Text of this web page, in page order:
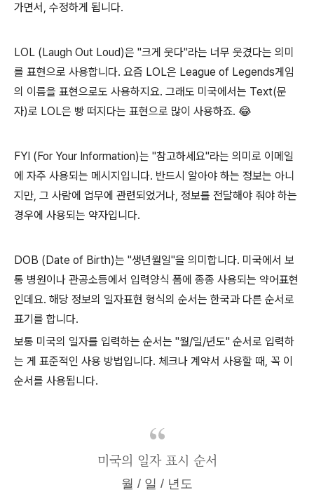
가면서, 수정하게 됩니다.
LOL (Laugh Out Loud)은 "크게 웃다"라는 너무 웃겼다는 의미
를 표현으로 사용합니다. 요즘 LOL은 League of Legends게임
의 이름을 표현으로도 사용하지요. 그래도 미국에서는 Text(문
자)로 LOL은 빵 떠지다는 표현으로 많이 사용하죠. 😂
FYI (For Your Information)는 "참고하세요"라는 의미로 이메일
에 자주 사용되는 메시지입니다. 반드시 알아야 하는 정보는 아니
지만, 그 사람에 업무에 관련되었거나, 정보를 전달해야 줘야 하는
경우에 사용되는 약자입니다.
DOB (Date of Birth)는 "생년월일"을 의미합니다. 미국에서 보
통 병원이나 관공소등에서 입력양식 폼에 종종 사용되는 약어표현
인데요. 해당 정보의 일자표현 형식의 순서는 한국과 다른 순서로
표기를 합니다.
보통 미국의 일자를 입력하는 순서는 "월/일/년도" 순서로 입력하
는 게 표준적인 사용 방법입니다. 체크나 계약서 사용할 때, 꼭 이
순서를 사용됩니다.
미국의 일자 표시 순서
월 / 일 / 년도